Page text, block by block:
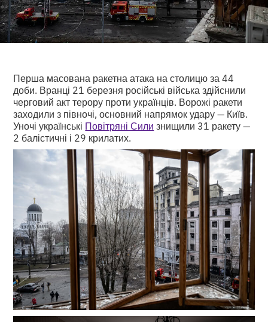
Перша масована ракетна атака на столицю за 44
доби. Вранці 21 березня російські війська здійснили
черговий акт терору проти українців. Ворожі ракети
заходили з півночі, основний напрямок удару — Київ.
Уночі українські Повітряні Сили знищили 31 ракету —
2 балістичні і 29 крилатих.